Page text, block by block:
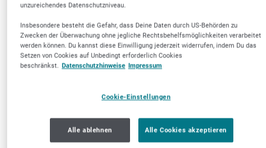
unzureichendes Datenschutzniveau.
Insbesondere besteht die Gefahr, dass Deine Daten durch US-Behörden zu
Zwecken der Überwachung ohne jegliche Rechtsbehelfsmöglichkeiten verarbeitet
werden können. Du kannst diese Einwilligung jederzeit widerrufen, indem Du das
Setzen von Cookies auf Unbedingt erforderlich Cookies
beschränkst. Datenschutzhinweise Impressum
Cookie-Einstellungen
Alle ablehnen Alle Cookies akzeptieren